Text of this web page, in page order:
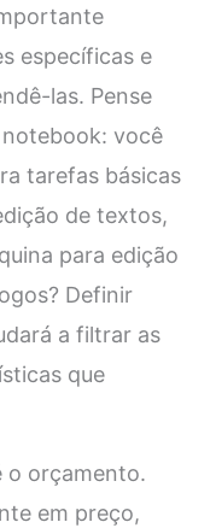
específicas e
las. Pense
você
tarefas básicas
de textos,
para edição
Definir
a filtrar as
que
o orçamento.
em preço,